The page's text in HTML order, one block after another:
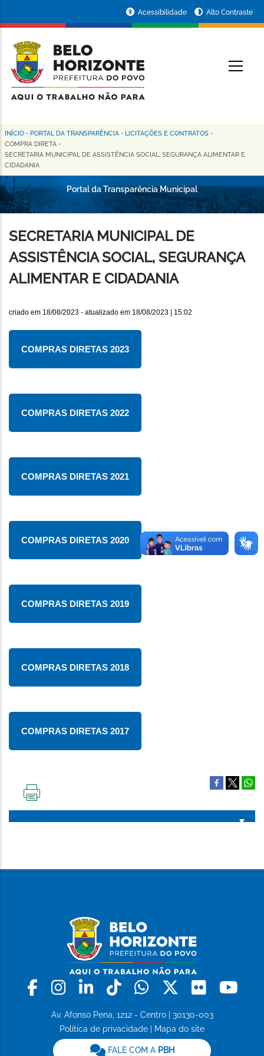
conteúdo
principal
da
Prefeitura
de
Horizonte
Acessibilidade Alto Contraste
Trilha
de
navegação
INÍCIO - PORTAL DA TRANSPARÊNCIA - LICITAÇÕES E CONTRATOS -
COMPRA DIRETA -
SECRETARIA MUNICIPAL DE ASSISTÊNCIA SOCIAL, SEGURANÇA ALIMENTAR E
CIDADANIA
Portal da Transparência Municipal
SECRETARIA MUNICIPAL DE
ASSISTÊNCIA SOCIAL, SEGURANÇA
ALIMENTAR E CIDADANIA
criado em 18/08/2023 - atualizado em 18/08/2023 | 15:02
COMPRAS DIRETAS 2023
COMPRAS DIRETAS 2022
COMPRAS DIRETAS 2021
COMPRAS DIRETAS 2020
COMPRAS DIRETAS 2019
COMPRAS DIRETAS 2018
COMPRAS DIRETAS 2017
PÁGINA
Facebook
Instagram
LinkedinTiktokWhatsapp
X Flickr
Av. Afonso Pena, 1212 - Centro | 30130-003
Política de privacidade
Mapa do site
FALE COM A PBH